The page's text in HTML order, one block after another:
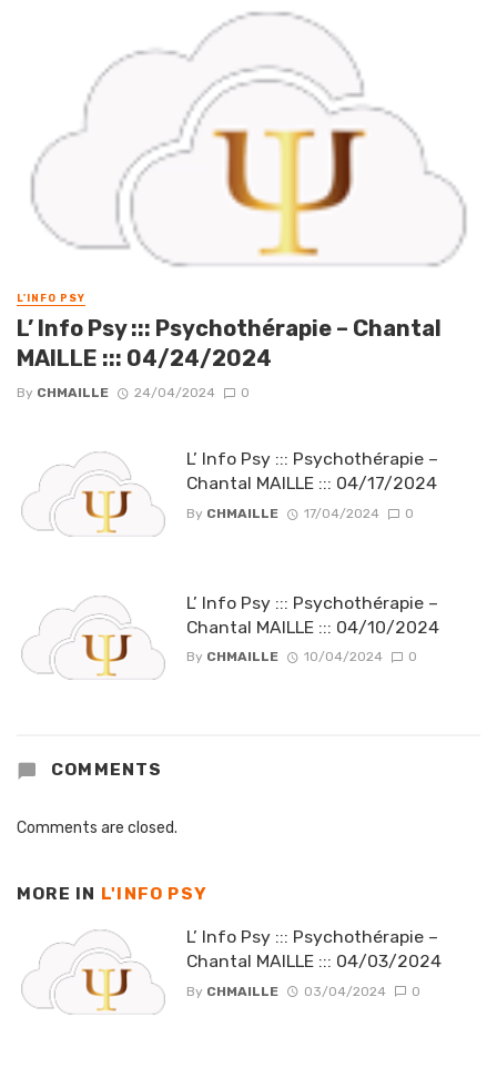
L'INFO PSY
L’ Info Psy ::: Psychothérapie – Chantal
MAILLE ::: 04/24/2024
By CHMAILLE 24/04/2024 0
L’ Info Psy ::: Psychothérapie –
Chantal MAILLE ::: 04/17/2024
By CHMAILLE 17/04/2024 0
L’ Info Psy ::: Psychothérapie –
Chantal MAILLE ::: 04/10/2024
By CHMAILLE 10/04/2024 0
COMMENTS
Comments are closed.
MORE IN L'INFO PSY
L’ Info Psy ::: Psychothérapie –
Chantal MAILLE ::: 04/03/2024
By CHMAILLE 03/04/2024 0